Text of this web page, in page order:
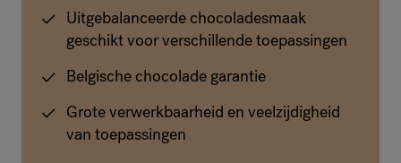
Uitgebalanceerde chocoladesmaak
geschikt voor verschillende toepassingen
Belgische chocolade garantie
Grote verwerkbaarheid en veelzijdigheid
van toepassingen